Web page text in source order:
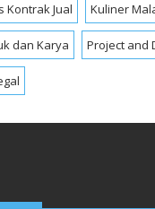
Kontrak Jual Kuliner
dan Karya Project and